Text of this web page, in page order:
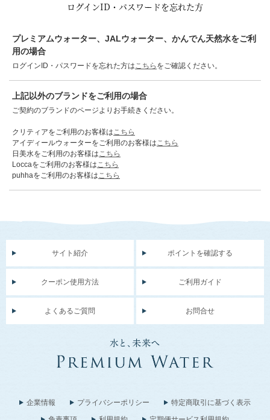
ログインID・パスワードを忘れた方
プレミアムウォーター、JALウォーター、かんでん天然水をご利
用の場合
ログインID・パスワードを忘れた方はこちら をご確認ください。
上記以外のブランドをご利用の場合
ご契約のブランドのページよりお手続きください。
クリティアをご利用のお客様はこちら
アイディールウォーターをご利用のお客様はこちら
日美水をご利用のお客様はこちら
Loccaをご利用のお客様はこちら
puhhaをご利用のお客様はこちら
サイト紹介 ポイントを確認する
クーポン使用方法 ご利用ガイド
よくあるご質問 お問合せ
企業情報 プライバシーポリシー
特定商取引に基づく表示